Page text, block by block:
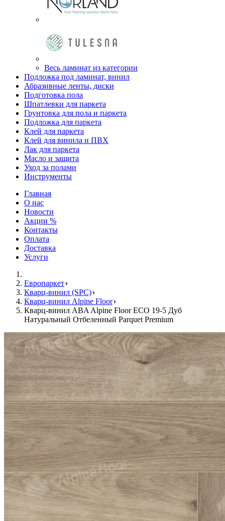
Весь ламинат из категории
Подложка под ламинат, винил
Абразивные ленты, диски
Подготовка пола
Шпатлевки для паркета
Грунтовка для пола и паркета
Подложка для паркета
Клей для паркета
Клей для винила и ПВХ
Лак для паркета
Масло и защита
Уход за полами
Инструменты
Главная
О нас
Новости
Акции %
Контакты
Оплата
Доставка
Услуги
Европаркет
Кварц-винил (SPC)
Кварц-винил Alpine Floor
Кварц-винил ABA Alpine Floor ECO 19-5 Дуб
Натуральный Отбеленный Parquet Premium